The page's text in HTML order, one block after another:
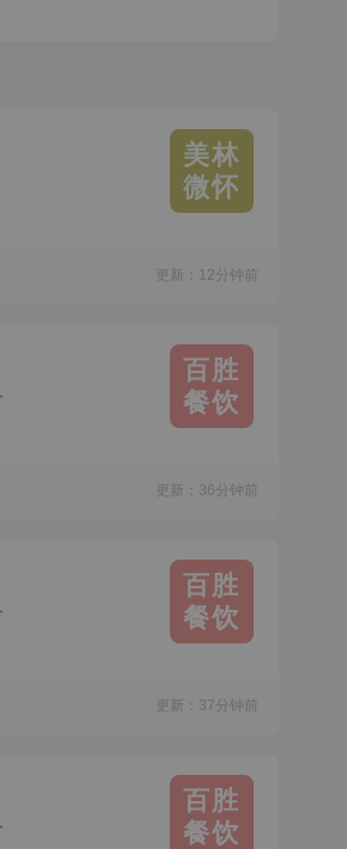
美林
微怀
更新：12分钟前
百胜
餐饮
更新：36分钟前
百胜
餐饮
更新：37分钟前
百胜
餐饮